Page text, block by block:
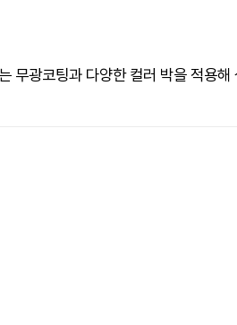
무광코팅과 다양한 컬러 박을 적용